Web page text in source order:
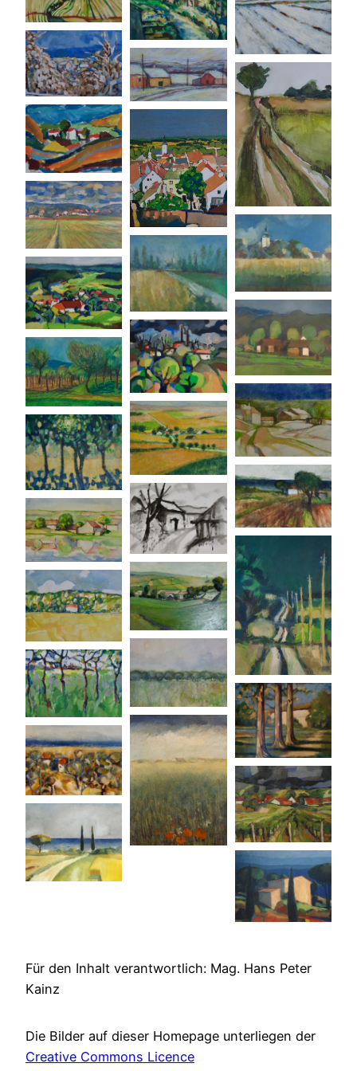
Für den Inhalt verantwortlich: Mag. Hans Peter
Kainz
Die Bilder auf dieser Homepage unterliegen der
Creative Commons Licence